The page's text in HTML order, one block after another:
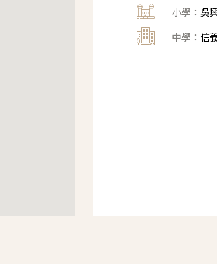
小學： 吳
中學： 信